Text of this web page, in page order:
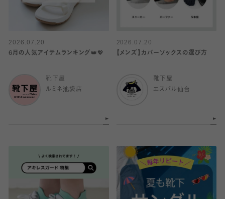
2026.07.20
6月の人気アイテムランキング👑💖
靴下屋
ルミネ池袋店
2026.07.20
【メンズ】カバーソックスの選び方
靴下屋
エスパル仙台